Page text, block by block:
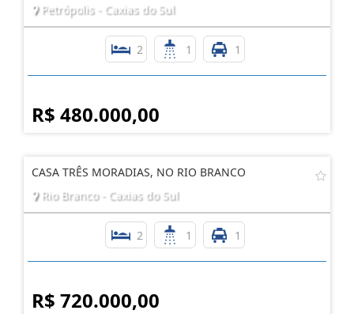
Petrópolis - Caxias do Sul
2 1 1
R$ 480.000,00
CASA TRÊS MORADIAS, NO RIO BRANCO
Rio Branco - Caxias do Sul
2 1 1
R$ 720.000,00